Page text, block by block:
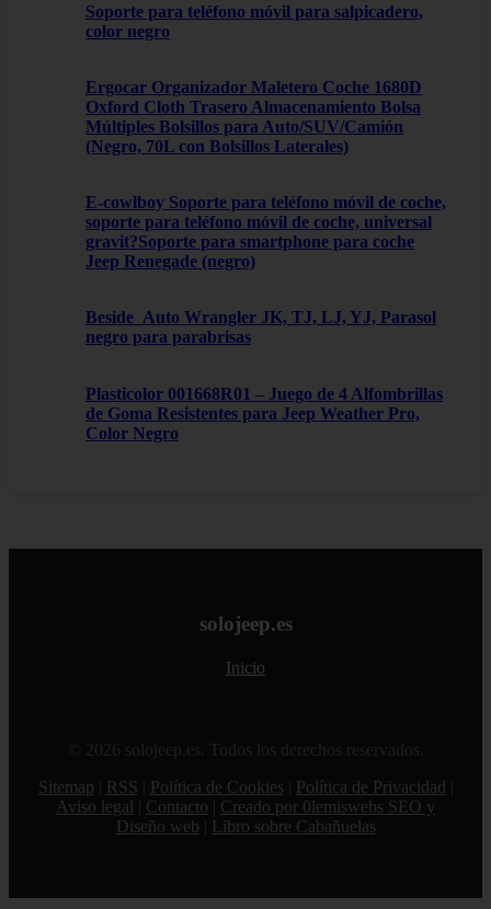
Soporte para teléfono móvil para salpicadero,
color negro
Ergocar Organizador Maletero Coche 1680D
Oxford Cloth Trasero Almacenamiento Bolsa
Múltiples Bolsillos para Auto/SUV/Camión
(Negro, 70L con Bolsillos Laterales)
E-cowlboy Soporte para teléfono móvil de coche,
soporte para teléfono móvil de coche, universal
gravit?Soporte para smartphone para coche
Jeep Renegade (negro)
Beside_Auto Wrangler JK, TJ, LJ, YJ, Parasol
negro para parabrisas
Plasticolor 001668R01 – Juego de 4 Alfombrillas
de Goma Resistentes para Jeep Weather Pro,
Color Negro
solojeep.es
Inicio
© 2026 solojeep.es. Todos los derechos reservados.
Sitemap
RSS Política de Cookies Política de Privacidad
Aviso legal
Contacto
Creado por 0lemiswebs SEO y
Diseño web
Libro sobre Cabañuelas